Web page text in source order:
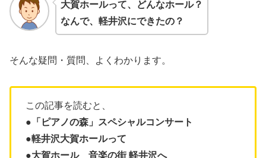
大賀ホールって、どんなホール？
なんで、軽井沢にできたの？
そんな疑問・質問、よくわかります。
この記事を読むと、
●「ピアノの森」スペシャルコンサート
●軽井沢大賀ホールって
●大賀ホール 音楽の街 軽井沢へ